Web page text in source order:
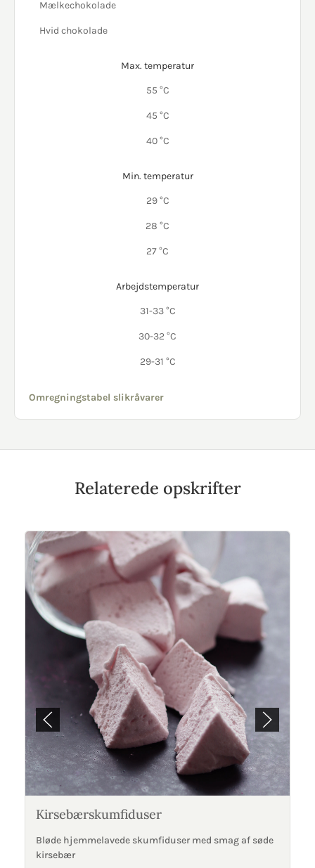
Mælkechokolade
Hvid chokolade
Max. temperatur
55 °C
45 °C
40 °C
Min. temperatur
29 °C
28 °C
27 °C
Arbejdstemperatur
31-33 °C
30-32 °C
29-31 °C
Omregningstabel slikråvarer
Relaterede opskrifter
Kirsebærskumfiduser
Bløde hjemmelavede skumfiduser med smag af søde
kirsebær